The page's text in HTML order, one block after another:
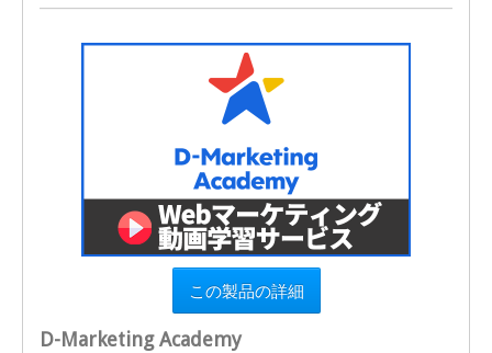
この製品の詳細
D-Marketing Academy